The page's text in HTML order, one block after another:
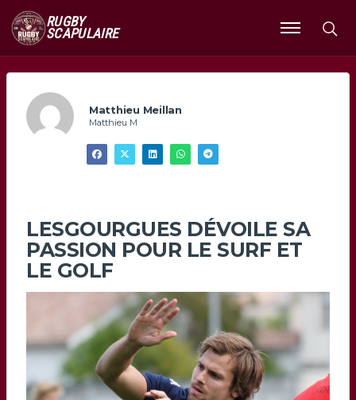
RUGBY
SCAPULAIRE
Ouvrir
le
Matthieu Meillan
Matthieu M
LESGOURGUES DÉVOILE SA
PASSION POUR LE SURF ET
LE GOLF